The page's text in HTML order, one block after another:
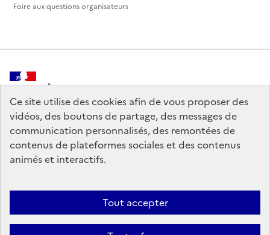
Ce site utilise des cookies afin de vous proposer des
vidéos, des boutons de partage, des messages de
communication personnalisés, des remontées de
contenus de plateformes sociales et des contenus
animés et interactifs.
Tout accepter
Foire aux questions organisateurs
MINISTÈRE
DE LA CULTURE
legifrance.gouv.fr
service-public.gouv.fr
data.gouv.fr